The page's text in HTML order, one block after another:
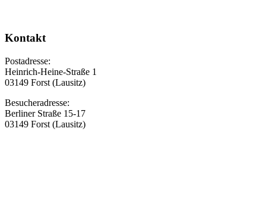
Kontakt
Postadresse:
Heinrich-Heine-Straße 1
03149 Forst (Lausitz)
Besucheradresse:
Berliner Straße 15-17
03149 Forst (Lausitz)